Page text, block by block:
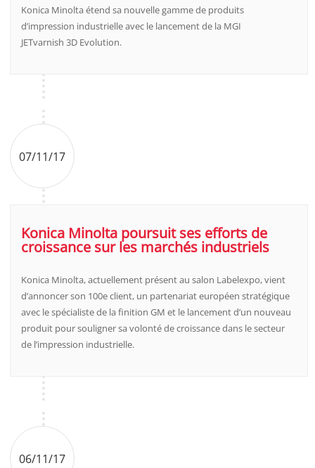
Konica Minolta étend sa nouvelle gamme de produits
d’impression industrielle avec le lancement de la MGI
JETvarnish 3D Evolution.
07/11/17
Konica Minolta poursuit ses efforts de
croissance sur les marchés industriels
Konica Minolta, actuellement présent au salon Labelexpo, vient
d’annoncer son 100e client, un partenariat européen stratégique
avec le spécialiste de la finition GM et le lancement d’un nouveau
produit pour souligner sa volonté de croissance dans le secteur
de l’impression industrielle.
06/11/17